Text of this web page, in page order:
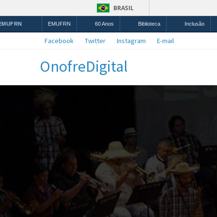
BRASIL
EMUFRN 60 Anos Biblioteca Inclusão
Facebook Twitter Instagram E-mail
OnofreDigital